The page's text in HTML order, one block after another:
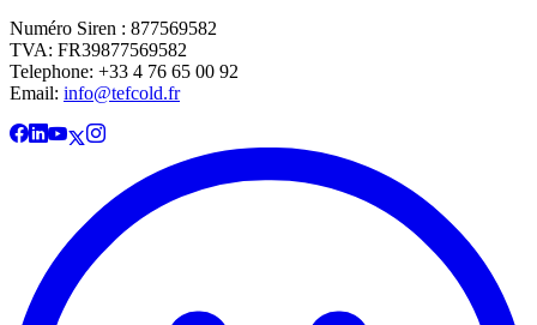
Numéro Siren : 877569582
TVA: FR39877569582
Telephone: +33 4 76 65 00 92
Email: info@tefcold.fr